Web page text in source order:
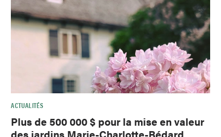
ACTUALITÉS
Plus de 500 000 $ pour la mise en valeur